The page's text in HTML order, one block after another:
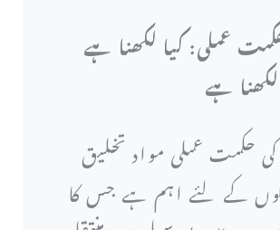
عملی: کیا لکھنا ہے
ہے
کی حکمت عملی مواد تخلیق
کے لئے اہم ہے جس کا